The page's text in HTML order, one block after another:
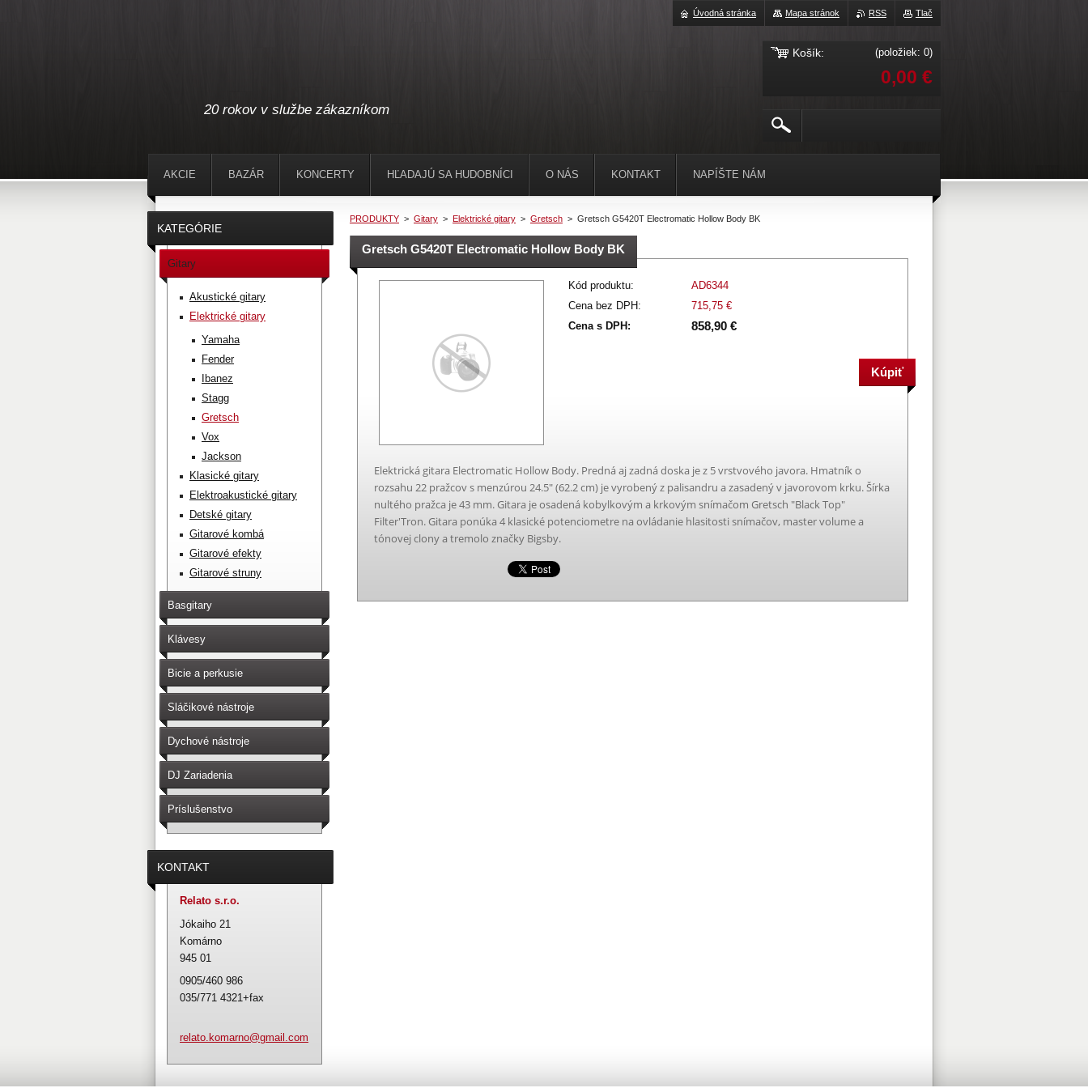
20 rokov v službe zákazníkom
PRODUKTY > Gitary > Elektrické gitary > Gretsch > Gretsch G5420T Electromatic Hollow Body BK
Gretsch G5420T Electromatic Hollow Body BK
Kód produktu:
AD6344
Cena bez DPH:
715,75 €
Cena s DPH:
858,90 €
Elektrická gitara Electromatic Hollow Body. Predná aj zadná doska je z 5 vrstvového javora. Hmatník o
rozsahu 22 pražcov s menzúrou 24.5" (62.2 cm) je vyrobený z palisandru a zasadený v javorovom krku. Šírka
nultého pražca je 43 mm. Gitara je osadená kobylkovým a krkovým snímačom Gretsch "Black Top"
Filter'Tron. Gitara ponúka 4 klasické potenciometre na ovládanie hlasitosti snímačov, master volume a
tónovej clony a tremolo značky Bigsby.
KATEGÓRIE
Gitary
Akustické gitary
Elektrické gitary
Yamaha
Fender
Ibanez
Stagg
Gretsch
Vox
Jackson
Klasické gitary
Elektroakustické gitary
Detské gitary
Gitarové kombá
Gitarové efekty
Gitarové struny
Basgitary
Klávesy
Bicie a perkusie
Sláčikové nástroje
Dychové nástroje
DJ Zariadenia
Príslušenstvo
KONTAKT
Relato s.r.o.
Jókaiho 21
Komárno
945 01
0905/460 986
035/771 4321+fax
relato.komarno@gmail.com
AKCIE BAZÁR KONCERTY HĽADAJÚ SA HUDOBNÍCI O NÁS KONTAKT NAPÍŠTE NÁM
Tlač
RSS
Mapa stránok
Úvodná stránka
Košík: (položiek: 0)
0,00 €